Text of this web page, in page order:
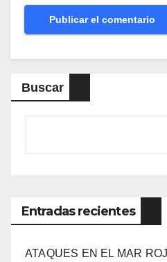
Buscar
Entradas recientes
ATAQUES EN EL MAR